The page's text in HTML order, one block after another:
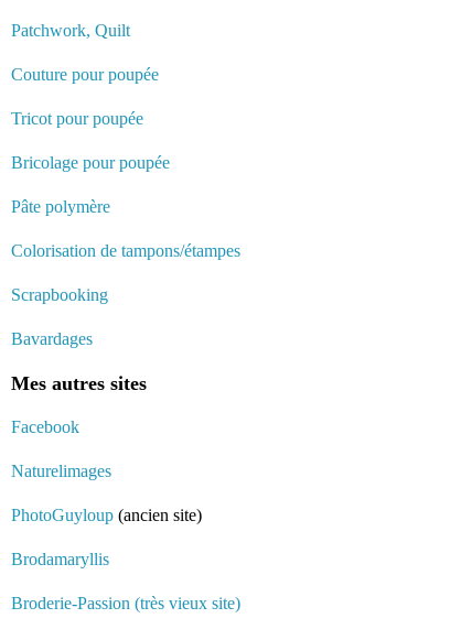
Patchwork, Quilt
Couture pour poupée
Tricot pour poupée
Bricolage pour poupée
Pâte polymère
Colorisation de tampons/étampes
Scrapbooking
Bavardages
Mes autres sites
Facebook
Naturelimages
PhotoGuyloup (ancien site)
Brodamaryllis
Broderie-Passion (très vieux site)